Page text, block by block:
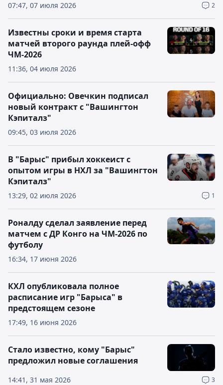
07:47, 07 июля 2026 2
11:36, 04 июля 2026
Известны сроки и время старта
матчей второго раунда плей-офф
ЧМ-2026
09:45, 03 июля 2026
Официально: Овечкин подписал
новый контракт с "Вашингтон
Кэпиталз"
13:29, 02 июля 2026 1
В "Барыс" прибыл хоккеист с
опытом игры в НХЛ за "Вашингтон
Кэпиталз"
16:34, 17 июня 2026
Роналду сделал заявление перед
матчем с ДР Конго на ЧМ-2026 по
футболу
17:49, 16 июня 2026
КХЛ опубликовала полное
расписание игр "Барыса" в
предстоящем сезоне
14:41, 31 мая 2026 3
Стало известно, кому "Барыс"
предложил новые соглашения